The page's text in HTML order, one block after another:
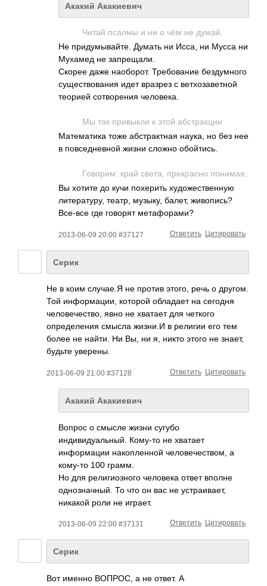
Акакий Акакиевич
Читай псалмы и ни о чём не думай.
Не придумывайте. Думать ни Исса, ни Мусса ни
Мухамед не запрещали.
Скорее даже наоборот. Требование бездумного
существования идет вразрез с ветхозаветной
теорией сотворения человека.
Мы так привыкли к этой абстракции
Математика тоже абстрактная наука, но без нее
в повседневной жизни сложно обойтись.
Говори­м: край света, прекрасно понимая,
Вы хотите до кучи похерить художественную
литературу, театр, музыку, балет, живопись?
Все-все где говорят метафорами?
2013-06-09 20:00 #37127 Цитировать
Ответить
Серик
Не в коим случае.Я не против этого, речь о другом.
Той информации, которой обладает на сегодня
человечество, явно не хватает для четкого
определения смысла жизни.И в религии его тем
более не найти. Ни Вы, ни я, никто этого не знает,
будьте уверены.
2013-06-09 21:00 #37128 Цитировать
Ответить
Акакий Акакиевич
Вопрос о смысле жизни сугубо
индивидуальный. Кому-то не хватает
информации накопленной человечеством, а
кому-то 100 грамм.
Но для религиозного человека ответ вполне
однозначный. То что он вас не устраивает,
никакой роли не играет.
2013-06-09 22:00 #37131 Цитировать
Ответить
Серик
Вот именно ВОПРОС, а не ответ. А